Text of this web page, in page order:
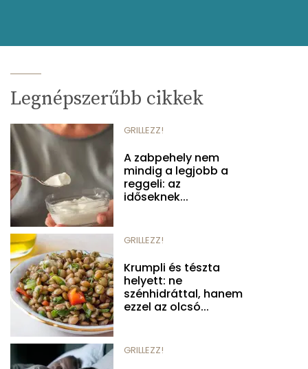
Legnépszerűbb cikkek
GRILLEZZ!
A zabpehely nem
mindig a legjobb a
reggeli: az
időseknek...
GRILLEZZ!
Krumpli és tészta
helyett: ne
szénhidráttal, hanem
ezzel az olcsó...
GRILLEZZ!